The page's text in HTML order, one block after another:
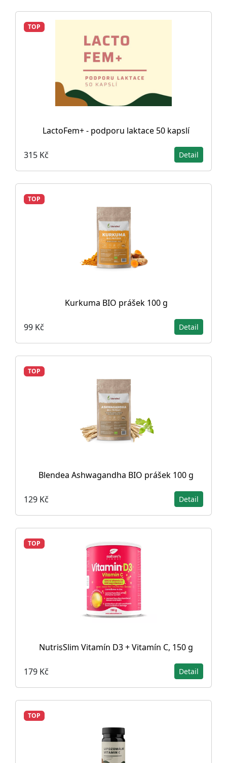
TOP
LactoFem+ - podporu laktace 50 kapslí
315 Kč Detail
TOP
Kurkuma BIO prášek 100 g
99 Kč Detail
TOP
Blendea Ashwagandha BIO prášek 100 g
129 Kč Detail
TOP
NutrisSlim Vitamín D3 + Vitamín C, 150 g
179 Kč Detail
TOP